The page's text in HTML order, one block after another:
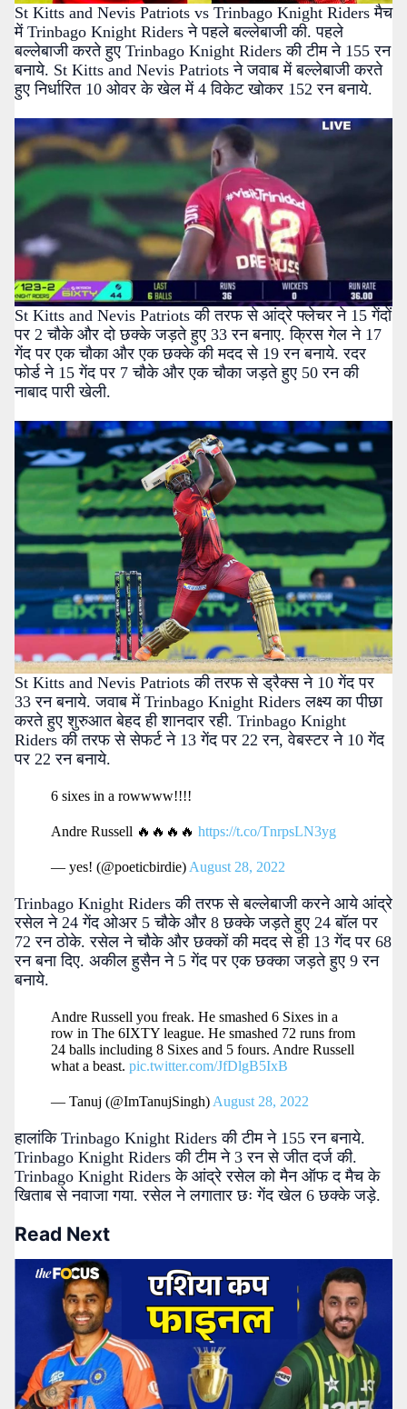
St Kitts and Nevis Patriots vs Trinbago Knight Riders मैच
में Trinbago Knight Riders ने पहले बल्लेबाजी की. पहले
बल्लेबाजी करते हुए Trinbago Knight Riders की टीम ने 155 रन
बनाये. St Kitts and Nevis Patriots ने जवाब में बल्लेबाजी करते
हुए निर्धारित 10 ओवर के खेल में 4 विकेट खोकर 152 रन बनाये.
St Kitts and Nevis Patriots की तरफ से आंद्रे फ्लेचर ने 15 गेंदों
पर 2 चौके और दो छक्के जड़ते हुए 33 रन बनाए. क्रिस गेल ने 17
गेंद पर एक चौका और एक छक्के की मदद से 19 रन बनाये. रदर
फोर्ड ने 15 गेंद पर 7 चौके और एक चौका जड़ते हुए 50 रन की
नाबाद पारी खेली.
St Kitts and Nevis Patriots की तरफ से ड्रैक्स ने 10 गेंद पर
33 रन बनाये. जवाब में Trinbago Knight Riders लक्ष्य का पीछा
करते हुए शुरुआत बेहद ही शानदार रही. Trinbago Knight
Riders की तरफ से सेफर्ट ने 13 गेंद पर 22 रन, वेबस्टर ने 10 गेंद
पर 22 रन बनाये.
6 sixes in a rowwww!!!!
Andre Russell 🔥🔥🔥🔥 https://t.co/TnrpsLN3yg
— yes! (@poeticbirdie) August 28, 2022
Trinbago Knight Riders की तरफ से बल्लेबाजी करने आये आंद्रे
रसेल ने 24 गेंद ओअर 5 चौके और 8 छक्के जड़ते हुए 24 बॉल पर
72 रन ठोके. रसेल ने चौके और छक्कों की मदद से ही 13 गेंद पर 68
रन बना दिए. अकील हुसैन ने 5 गेंद पर एक छक्का जड़ते हुए 9 रन
बनाये.
Andre Russell you freak. He smashed 6 Sixes in a
row in The 6IXTY league. He smashed 72 runs from
24 balls including 8 Sixes and 5 fours. Andre Russell
what a beast. pic.twitter.com/JfDlgB5IxB
— Tanuj (@ImTanujSingh) August 28, 2022
हालांकि Trinbago Knight Riders की टीम ने 155 रन बनाये.
Trinbago Knight Riders की टीम ने 3 रन से जीत दर्ज की.
Trinbago Knight Riders के आंद्रे रसेल को मैन ऑफ द मैच के
खिताब से नवाजा गया. रसेल ने लगातार छः गेंद खेल 6 छक्के जड़े.
Read Next